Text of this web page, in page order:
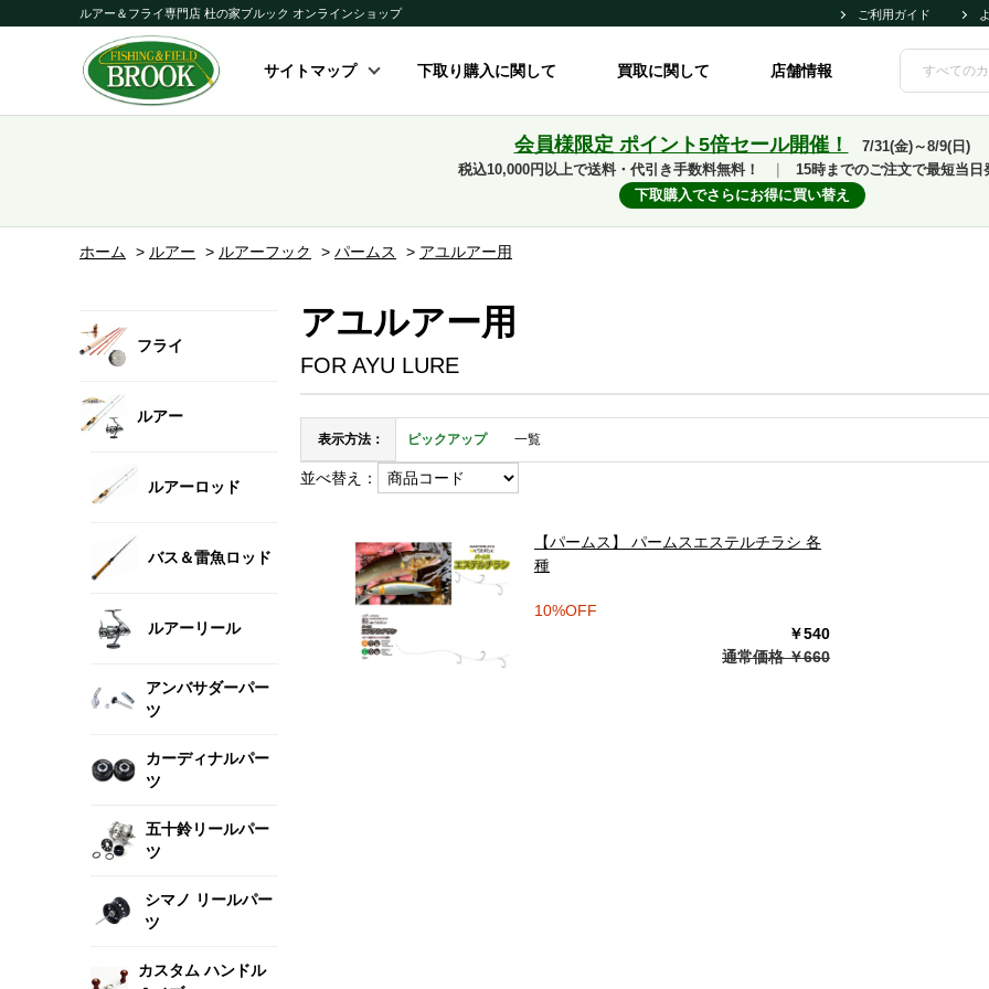
ルアー＆フライ専門店 杜の家ブルック オンラインショップ ご利用ガイド
サイトマップ 下取り購入に関して 買取に関して 店舗情報
会員様限定 ポイント5倍セール開催！
7/31(金)～8/9(日)
税込10,000円以上で送料・代引き手数料無料！
15時までのご注文で最短当日
下取購入でさらにお得に買い替え
ホーム > ルアー > ルアーフック > パームス > アユルアー用
フライ
ルアー
ルアーロッド
バス＆雷魚ロッド
ルアーリール
アンバサダーパー
ツ
カーディナルパー
ツ
五十鈴リールパー
ツ
シマノ リールパー
ツ
カスタム ハンドル
アユルアー用
FOR AYU LURE
表示方法： ピックアップ 一覧
並べ替え：
【パームス】 パームスエステルチラシ 各
種
10%OFF
￥540
通常価格 ￥660